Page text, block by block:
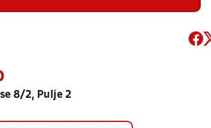
8/2, Pulje 2